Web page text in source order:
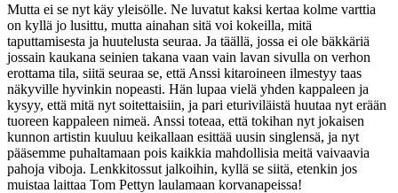
Mutta ei se nyt käy yleisölle. Ne luvatut kaksi kertaa kolme varttia
on kyllä jo lusittu, mutta ainahan sitä voi kokeilla, mitä
taputtamisesta ja huutelusta seuraa. Ja täällä, jossa ei ole bäkkäriä
jossain kaukana seinien takana vaan vain lavan sivulla on verhon
erottama tila, siitä seuraa se, että Anssi kitaroineen ilmestyy taas
näkyville hyvinkin nopeasti. Hän lupaa vielä yhden kappaleen ja
kysyy, että mitä nyt soitettaisiin, ja pari eturiviläistä huutaa nyt erään
tuoreen kappaleen nimeä. Anssi toteaa, että tokihan nyt jokaisen
kunnon artistin kuuluu keikallaan esittää uusin singlensä, ja nyt
pääsemme puhaltamaan pois kaikkia mahdollisia meitä vaivaavia
pahoja viboja. Lenkkitossut jalkoihin, kyllä se siitä, etenkin jos
muistaa laittaa Tom Pettyn laulamaan korvanapeissa!